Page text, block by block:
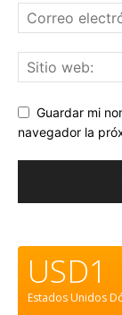
Guardar mi
navegador la
USD1
Estados Unidos